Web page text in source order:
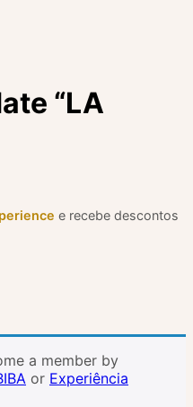
“LA
e recebe descontos
a member by
or Experiência